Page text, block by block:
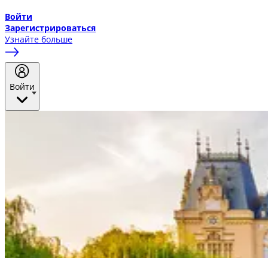
Войти
Зарегистрироваться
Узнайте больше
Войти